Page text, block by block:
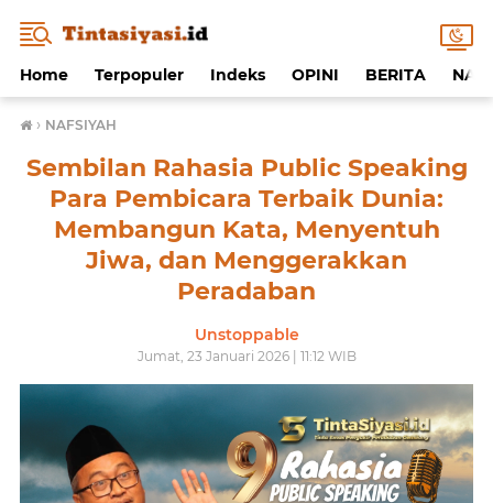
Home Terpopuler Indeks OPINI BERITA
› NAFSIYAH
Sembilan Rahasia Public Speaking
Para Pembicara Terbaik Dunia:
Membangun Kata, Menyentuh
Jiwa, dan Menggerakkan
Peradaban
Unstoppable
Jumat, 23 Januari 2026 | 11:12 WIB